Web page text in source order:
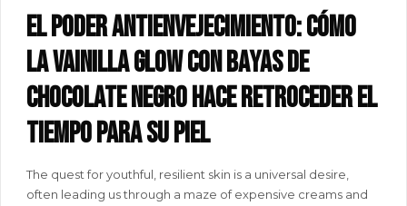
El poder antienvejecimiento: cómo
la vainilla GLOW con bayas de
chocolate negro hace retroceder el
tiempo para su piel
The quest for youthful, resilient skin is a universal desire,
often leading us through a maze of expensive creams and